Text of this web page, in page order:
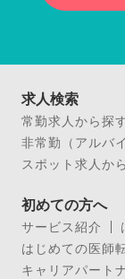
求人検索
常勤求人から探
非常勤（アルバ
スポット求人か
初めての方へ
サービス紹介
はじめての医師
キャリアパート